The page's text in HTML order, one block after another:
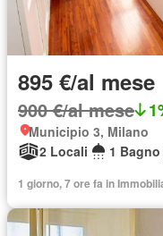
895 €/al mese
900 €/al mese
Municipio 3, Milano
2 Locali
1 Bagno
1 giorno, 7 ore fa in